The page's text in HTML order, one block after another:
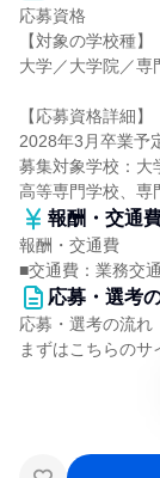
応募資格
【対象の学校種】
大学／大学院／専
【応募資格詳細】
2028年3月卒業予
募集対象学校：大
高等専門学校、専
報酬・交通
報酬・交通費
■交通費：業務交
応募・選考
応募・選考の流れ
まずはこちらのサ